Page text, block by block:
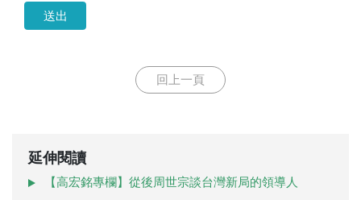
送出
回上一頁
延伸閱讀
【高宏銘專欄】從後周世宗談台灣新局的領導人